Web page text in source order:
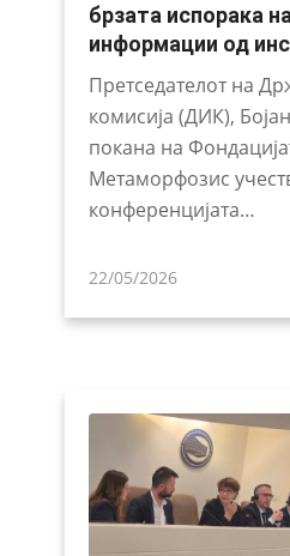
брзата испорака
информации од
Претседателот на
комисија (ДИК),
покана на
Метаморфозис
конференцијата…
22/05/2026